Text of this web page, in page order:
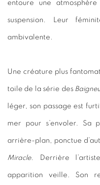
entoure une
suspension. Leur
ambivalente.
Une créature plus
toile de la série des
léger, son passage est
mer pour s’envoler. Sa
arrière-plan, ponctue
Miracle. Derrière
apparition veille. Son